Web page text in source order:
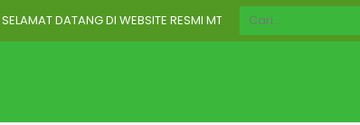
DATANG DI WEBSITE RESMI MTS NURUT TAUHID WONOREJO